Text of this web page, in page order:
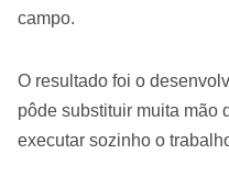
campo.
O resultado foi o
pôde substituir muita mão
executar sozinho o